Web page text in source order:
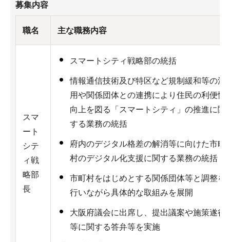
募集内容
職名 主な職務内容
スマ
ート
シテ
ィ戦
略部
長
スマートシティ戦略部の統括
情報通信技術及び特区など規制緩和等の活
用や関係団体との連携により住民の利便性
向上を図る「スマートシティ」の推進に関
する業務の統括
府内のデジタル格差の解消等に向けた市町
村のデジタル化支援に関する業務の統括
市町村をはじめとする関係団体等と調整を
行いながら具体的な取組みを展開
大阪府議会に出席し、提出議案や施策遂行
等に関する答弁等を実施